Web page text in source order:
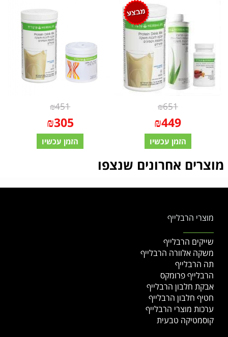
₪651
₪449
הזמן עכשיו
₪451
₪305
הזמן עכשיו
מוצרים אחרונים שנצפו
מוצרי הרבלייף
שייקים הרבלייף
משקה אלוורה הרבלייף
תה הרבלייף
הרבלייף פרומקס
אבקת חלבון הרבלייף
חטיף חלבון הרבלייף
ערכות מוצרי הרבלייף
קוסמטיקה טבעית